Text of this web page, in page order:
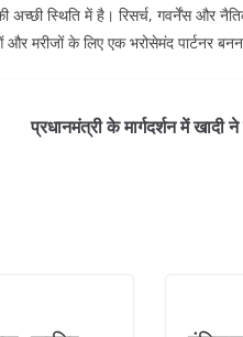
स्थिति में है। रिसर्च, गवर्नेंस और
मरीजों के लिए एक भरोसेमंद पार्टनर
प्रधानमंत्री के मार्गदर्शन में खादी